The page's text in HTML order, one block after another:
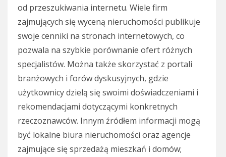
od przeszukiwania internetu. Wiele firm
zajmujących się wyceną nieruchomości publikuje
swoje cenniki na stronach internetowych, co
pozwala na szybkie porównanie ofert różnych
specjalistów. Można także skorzystać z portali
branżowych i forów dyskusyjnych, gdzie
użytkownicy dzielą się swoimi doświadczeniami i
rekomendacjami dotyczącymi konkretnych
rzeczoznawców. Innym źródłem informacji mogą
być lokalne biura nieruchomości oraz agencje
zajmujące się sprzedażą mieszkań i domów;